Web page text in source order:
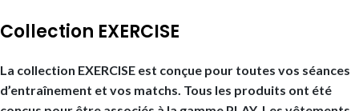
Collection EXERCISE
La collection EXERCISE est conçue pour toutes vos séances
d’entraînement et vos matchs. Tous les produits ont été